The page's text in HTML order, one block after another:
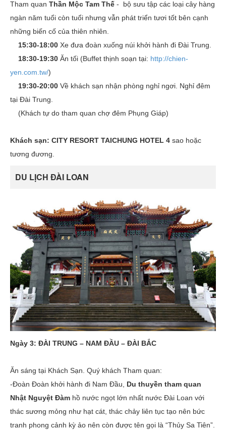
Tham quan Thần Mộc Tam Thế - bộ sưu tập các loại cây hàng
ngàn năm tuổi còn tuổi nhưng vẫn phát triển tươi tốt bên cạnh
những biến cố của thiên nhiên.
15:30-18:00 Xe đưa đoàn xuống núi khởi hành đi Đài Trung.
18:30-19:30 Ăn tối (Buffet thịnh soạn tại: http://chien-
yen.com.tw/)
19:30-20:00 Về khách sạn nhận phòng nghỉ ngơi. Nghỉ đêm
tại Đài Trung.
(Khách tự do tham quan chợ đêm Phụng Giáp)
Khách sạn: CITY RESORT TAICHUNG HOTEL 4 sao hoặc
tương đương.
DU LỊCH ĐÀI LOAN
Ngày 3: ĐÀI TRUNG – NAM ĐẦU – ĐÀI BẮC
Ăn sáng tại Khách Sạn. Quý khách Tham quan:
-Đoàn Đoàn khởi hành đi Nam Đầu, Du thuyền tham quan
Nhật Nguyệt Đàm hồ nước ngọt lớn nhất nước Đài Loan với
thác sương mỏng như hạt cát, thác chảy liên tục tạo nên bức
tranh phong cảnh kỳ ảo nên còn được tên gọi là “Thủy Sa Tiên”.